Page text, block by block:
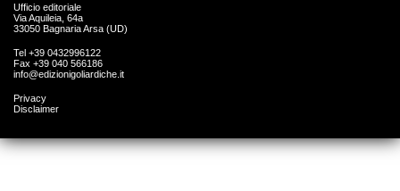
Ufficio editoriale
Via Aquileia, 64a
33050 Bagnaria Arsa (UD)
Tel +39 0432996122
Fax +39 040 566186
info@edizionigoliardiche.it
Privacy
Disclaimer